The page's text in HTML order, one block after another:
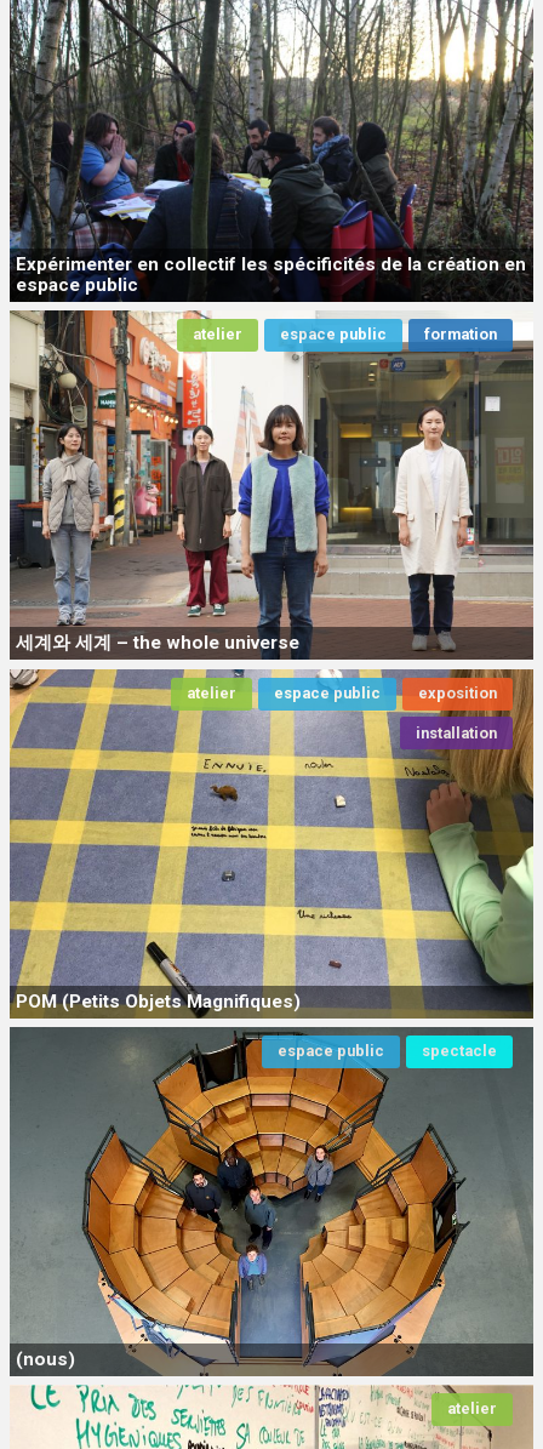
Expérimenter en collectif les spécificités de la création en
espace public
세계와 세계 – the whole universe
atelier espace public formation
POM (Petits Objets Magnifiques)
atelier espace public exposition
installation
(nous)
espace public spectacle
atelier